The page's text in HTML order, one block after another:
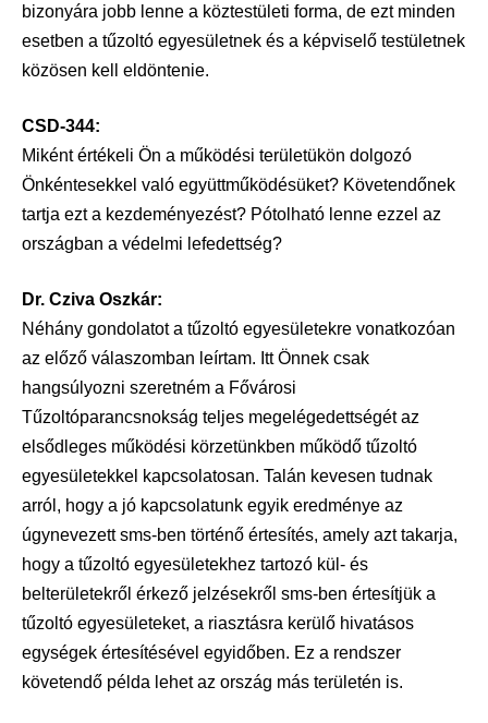
bizonyára jobb lenne a köztestületi forma, de ezt minden
esetben a tűzoltó egyesületnek és a képviselő testületnek
közösen kell eldöntenie.
CSD-344:
Miként értékeli Ön a működési területükön dolgozó
Önkéntesekkel való együttműködésüket? Követendőnek
tartja ezt a kezdeményezést? Pótolható lenne ezzel az
országban a védelmi lefedettség?
Dr. Cziva Oszkár:
Néhány gondolatot a tűzoltó egyesületekre vonatkozóan
az előző válaszomban leírtam. Itt Önnek csak
hangsúlyozni szeretném a Fővárosi
Tűzoltóparancsnokság teljes megelégedettségét az
elsődleges működési körzetünkben működő tűzoltó
egyesületekkel kapcsolatosan. Talán kevesen tudnak
arról, hogy a jó kapcsolatunk egyik eredménye az
úgynevezett sms-ben történő értesítés, amely azt takarja,
hogy a tűzoltó egyesületekhez tartozó kül- és
belterületekről érkező jelzésekről sms-ben értesítjük a
tűzoltó egyesületeket, a riasztásra kerülő hivatásos
egységek értesítésével egyidőben. Ez a rendszer
követendő példa lehet az ország más területén is.